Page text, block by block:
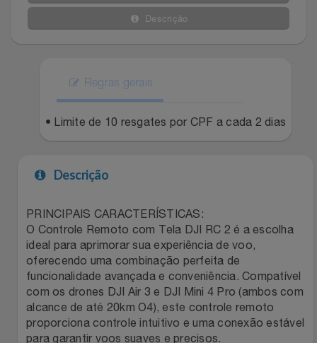
Celulares E Smartphone
Cosméticos
Doações
Esportes
Experiências
Ferramentas
Filmes
Easylive
Fortaleza
Havanna
Jbl
Estoque
Insider
Magalu
Natura
Descrição
Regras gerais
• Limite de 10 resgates por CPF a cada 2 dias
Descrição
PRINCIPAIS CARACTERÍSTICAS:
O Controle Remoto com Tela DJI RC 2 é a escolha
ideal para aprimorar sua experiência de voo,
oferecendo uma combinação perfeita de
funcionalidade avançada e conveniência. Compatível
com os drones DJI Air 3 e DJI Mini 4 Pro (ambos com
alcance de até 20km O4), este controle remoto
proporciona controle intuitivo e uma conexão estável
para garantir voos suaves e precisos.